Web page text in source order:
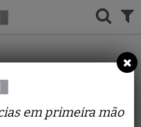
em primeira mão